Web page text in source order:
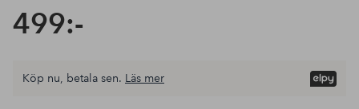
499:-
storlek
Lägg i
Köp nu, betala sen. Läs mer